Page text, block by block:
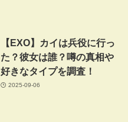
【EXO】カイは兵役に行っ
た？彼女は誰？噂の真相や
好きなタイプを調査！
2025-09-06